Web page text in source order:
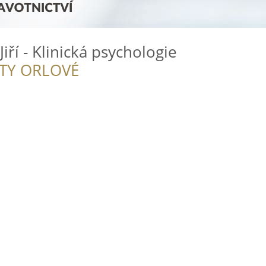
- Klinická psychologie
ORLOVÉ